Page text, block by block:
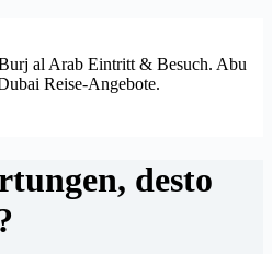
al Arab Eintritt & Besuch. Abu
Reise-Angebote.
desto